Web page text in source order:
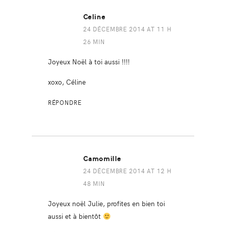
Celine
24 DÉCEMBRE 2014 AT 11 H
26 MIN
Joyeux Noël à toi aussi !!!!
xoxo, Céline
RÉPONDRE
Camomille
24 DÉCEMBRE 2014 AT 12 H
48 MIN
Joyeux noël Julie, profites en bien toi
aussi et à bientôt